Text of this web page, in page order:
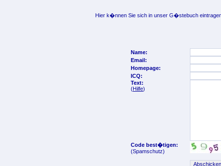
Hier k�nnen Sie sich in unser G�stebuch
Name:
Email:
Homepage:
ICQ:
Text:
(Hilfe)
Code best�tigen:
(Spamschutz)